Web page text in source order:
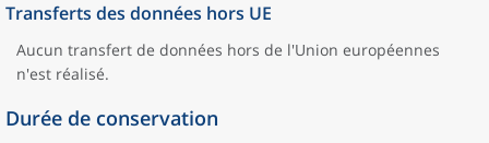
Transferts des données hors UE
Aucun transfert de données hors de l'Union européennes
n'est réalisé.
Durée de conservation